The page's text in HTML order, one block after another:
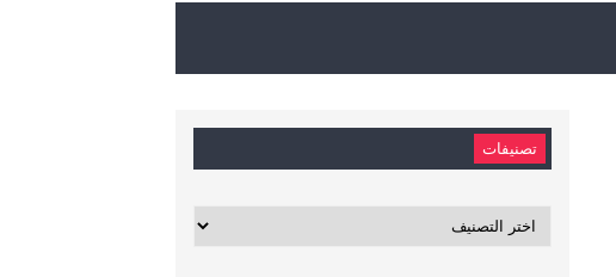
تصنيفات
تصنيفات